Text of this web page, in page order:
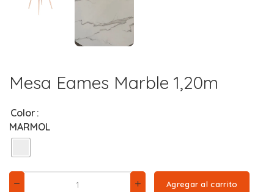
Mesa Eames Marble 1,20m
Color
MARMOL
Agregar al carrito